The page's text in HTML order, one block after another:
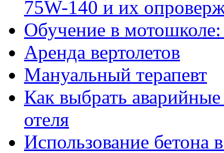
75W-140 и их
Обучение в
Аренда вертолетов
Мануальный терапевт
Как выбрать
отеля
Использование бетона